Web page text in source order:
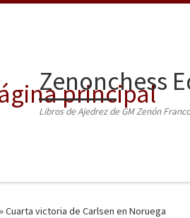
Zenonchess
Libros de Ajedrez de GM Zenón
»Cuarta victoria de Carlsen en Noruega